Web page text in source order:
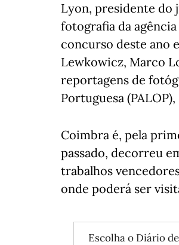
Lyon, presidente do
fotografia da
concurso deste ano
Lewkowicz, Marco
reportagens de
Portuguesa
Coimbra é, pela
passado, decorreu
trabalhos
onde poderá ser
Escolha o Diário